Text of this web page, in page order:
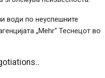
води по неуспешните
„Меhr“ Теснецот во